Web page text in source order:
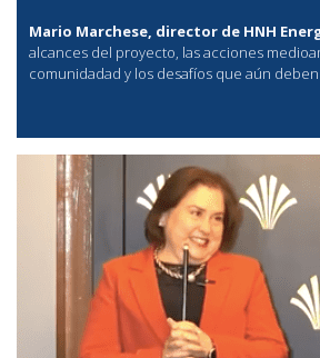
Mario Marchese, director de HNH
alcances del proyecto, las acciones
comunidadad y los desafíos que aún deben